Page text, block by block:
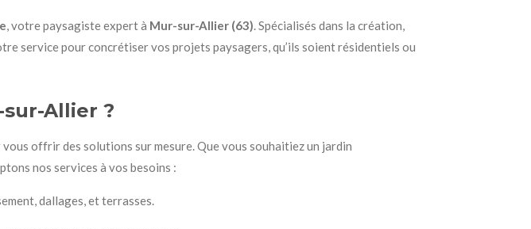
, votre paysagiste expert à Mur-sur-Allier (63). Spécialisés dans la création,
service pour concrétiser vos projets paysagers, qu’ils soient résidentiels ou
Allier ?
vous offrir des solutions sur mesure. Que vous souhaitiez un jardin
nos services à vos besoins :
dallages, et terrasses.